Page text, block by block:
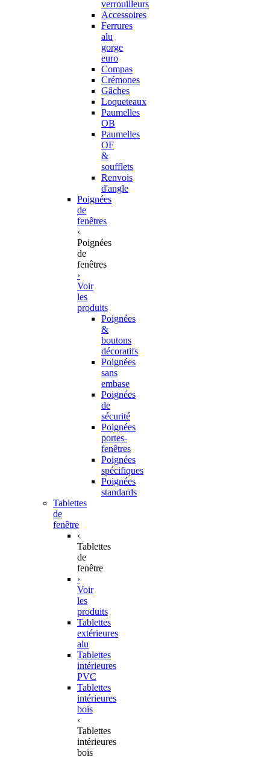
verrouilleurs
Accessoires
Ferrures
alu
gorge
euro
Compas
Crémones
Gâches
Loqueteaux
Paumelles
OB
Paumelles
OF
&
soufflets
Renvois
d'angle
Poignées
de
fenêtres
‹
Poignées
de
fenêtres
›
Voir
les
produits
Poignées
&
boutons
décoratifs
Poignées
sans
embase
Poignées
de
sécurité
Poignées
portes-
fenêtres
Poignées
spécifiques
Poignées
standards
Tablettes
de
fenêtre
‹
Tablettes
de
fenêtre
›
Voir
les
produits
Tablettes
extérieures
alu
Tablettes
intérieures
PVC
Tablettes
intérieures
bois
‹
Tablettes
intérieures
bois